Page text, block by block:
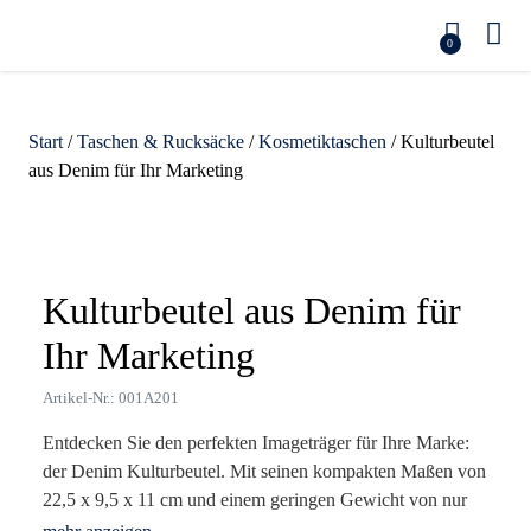
0
Start /Taschen & Rucksäcke /Kosmetiktaschen / Kulturbeutel
aus Denim für Ihr Marketing
Kulturbeutel aus Denim für
Ihr Marketing
Artikel-Nr.: 001A201
Entdecken Sie den perfekten Imageträger für Ihre Marke:
der Denim Kulturbeutel. Mit seinen kompakten Maßen von
22,5 x 9,5 x 11 cm und einem geringen Gewicht von nur